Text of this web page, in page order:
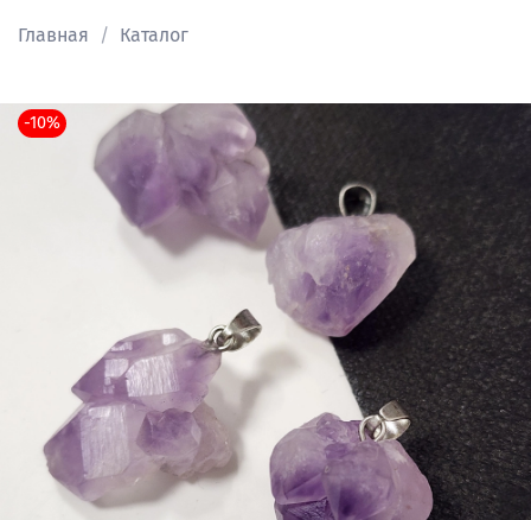
Главная Каталог
-10%